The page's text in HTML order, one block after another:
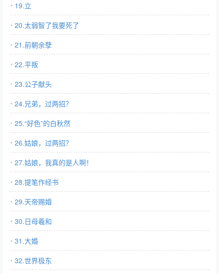
19.立
20.太弱智了我要死了
21.前朝余孽
22.平叛
23.公子献头
24.兄弟，过两招？
25.“好色”的白秋然
26.姑娘，过两招？
27.姑娘，我真的是人啊！
28.提笔作经书
29.天帝赐婚
30.日母羲和
31.大婚
32.世界极东